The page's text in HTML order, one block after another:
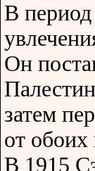
В
Он
затем
от
В 1915